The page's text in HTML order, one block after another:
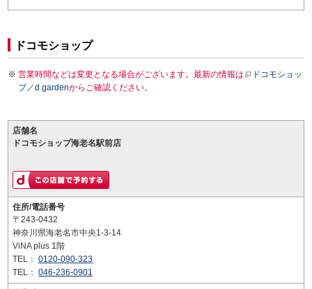
ドコモショップ
営業時間などは変更となる場合がございます。最新の情報は
ドコモショッ
プ／d gardenからご確認ください。
店舗名
ドコモショップ海老名駅前店
住所/電話番号
〒243-0432
神奈川県海老名市中央1-3-14
ViNA plus 1階
TEL： 0120-090-323
TEL： 046-236-0901